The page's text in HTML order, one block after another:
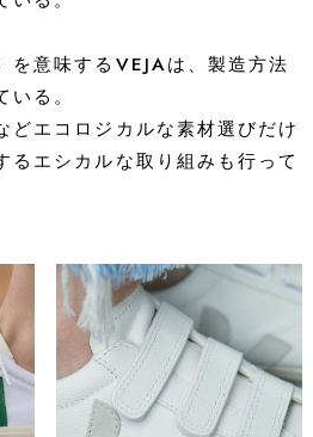
を意味するVEJAは、製造方法
る。
どエコロジカルな素材選びだけ
るエシカルな取り組みも行って